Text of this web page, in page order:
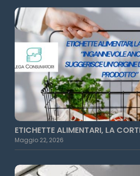
ETICHETTE ALIMENTARI, LA
Maggio 22, 2026